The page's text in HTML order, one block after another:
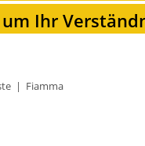
Ihr
Fiamma